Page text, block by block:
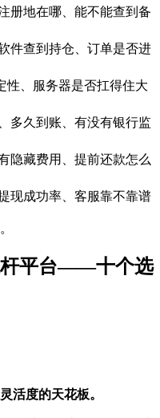
册地在哪、能不能查到备
件查到持仓、订单是否进
性、服务器是否扛得住大
多久到账、有没有银行监
隐藏费用、提前还款怎么
现成功率、客服靠不靠谱
杆平台——十个选
活度的天花板。